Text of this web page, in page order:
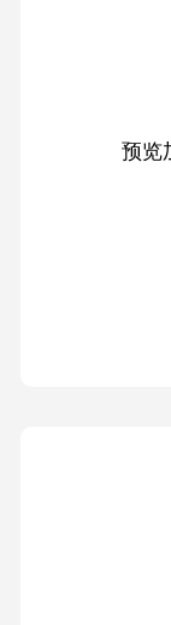
预览